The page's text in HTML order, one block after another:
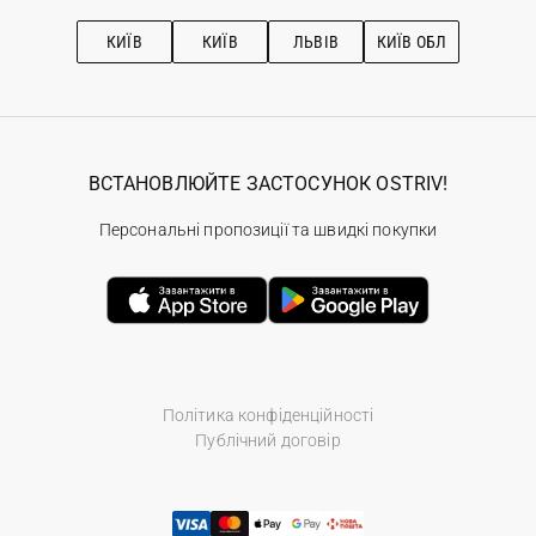
Рекомендації з догляду
КИЇВ КИЇВ ЛЬВІВ КИЇВ ОБЛ
Політика конфіденційності
Публічний договір
ВСТАНОВЛЮЙТЕ ЗАСТОСУНОК OSTRIV!
Персональні пропозиції та швидкі покупки